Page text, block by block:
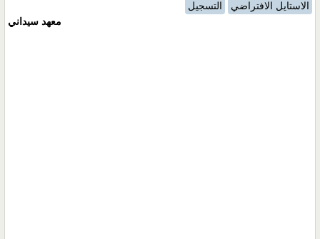
الاستايل الافتراضي
التسجيل
معهد سيداني